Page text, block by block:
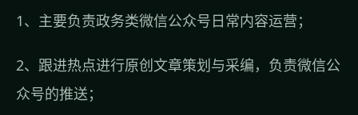
1、主要负责政务类微信公众号日常内容运营；
2、跟进热点进行原创文章策划与采编，负责微信公
众号的推送；